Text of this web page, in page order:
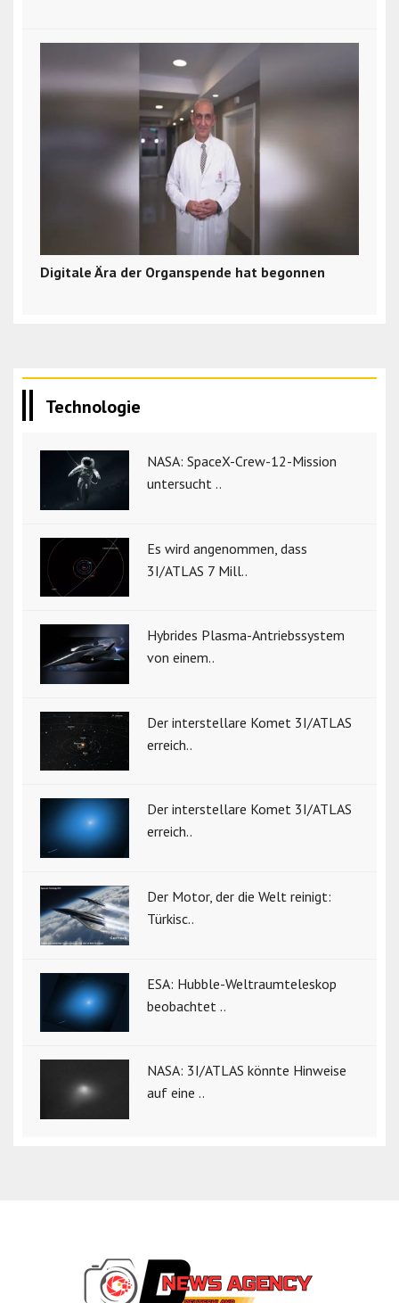
Digitale Ära der Organspende hat begonnen
Technologie
NASA: SpaceX-Crew-12-Mission
untersucht ..
Es wird angenommen, dass
3I/ATLAS 7 Mill..
Hybrides Plasma-Antriebssystem
von einem..
Der interstellare Komet 3I/ATLAS
erreich..
Der interstellare Komet 3I/ATLAS
erreich..
Der Motor, der die Welt reinigt:
Türkisc..
ESA: Hubble-Weltraumteleskop
beobachtet ..
NASA: 3I/ATLAS könnte Hinweise
auf eine ..